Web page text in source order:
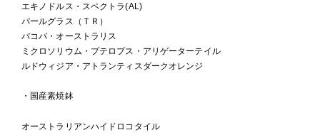
エキノドルス・スペクトラ(AL)
パールグラス（ＴＲ）
バコパ・オーストラリス
ミクロソリウム・プテロプス・アリゲーターテイル
ルドウィジア・アトランティスダークオレンジ
・国産素焼鉢
オーストラリアンハイドロコタイル